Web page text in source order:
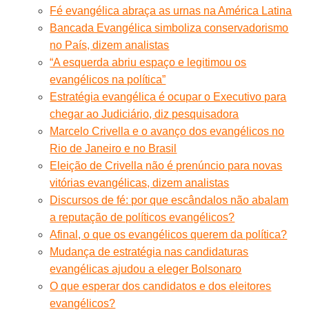
Fé evangélica abraça as urnas na América Latina
Bancada Evangélica simboliza conservadorismo
no País, dizem analistas
“A esquerda abriu espaço e legitimou os
evangélicos na política”
Estratégia evangélica é ocupar o Executivo para
chegar ao Judiciário, diz pesquisadora
Marcelo Crivella e o avanço dos evangélicos no
Rio de Janeiro e no Brasil
Eleição de Crivella não é prenúncio para novas
vitórias evangélicas, dizem analistas
Discursos de fé: por que escândalos não abalam
a reputação de políticos evangélicos?
Afinal, o que os evangélicos querem da política?
Mudança de estratégia nas candidaturas
evangélicas ajudou a eleger Bolsonaro
O que esperar dos candidatos e dos eleitores
evangélicos?